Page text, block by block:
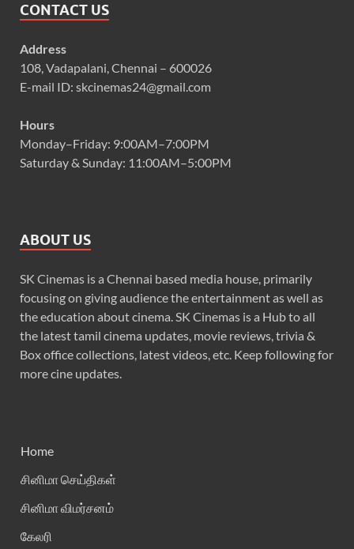
CONTACT US
Address
108, Vadapalani, Chennai – 600026
E-mail ID: skcinemas24@gmail.com
Hours
Monday–Friday: 9:00AM–7:00PM
Saturday & Sunday: 11:00AM–5:00PM
ABOUT US
SK Cinemas is a Chennai based media house, primarily
focusing on giving audience the entertainment as well as
the education about cinema. SK Cinemas is a Hub to all
the latest tamil cinema updates, movie reviews, trivia &
Box office collections, latest videos, etc. Keep following for
more cine updates.
Home
சினிமா செய்திகள்
சினிமா விமர்சனம்
கேலரி